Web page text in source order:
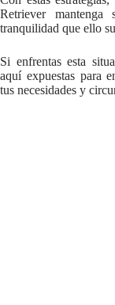
Retriever
tranquilidad que ello
Si enfrentas esta
aquí expuestas para
tus necesidades y